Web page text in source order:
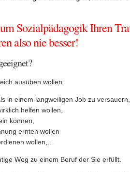
Sozialpädagogik Ihren
also nie besser!
ausüben wollen.
in einem langweiligen Job zu versauern,
helfen wollen,
können,
ernten wollen
wollen,…
Weg zu einem Beruf der Sie erfüllt.